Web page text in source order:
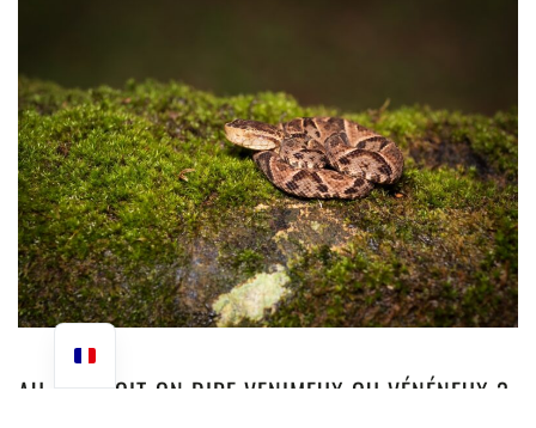
AU FAIT DOIT-ON DIRE VENIMEUX OU VÉNÉNEUX ?